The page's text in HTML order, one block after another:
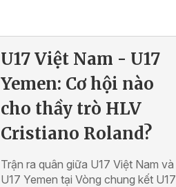
U17 Việt Nam - U17
Yemen: Cơ hội nào
cho thầy trò HLV
Cristiano Roland?
Trận ra quân giữa U17 Việt Nam và
U17 Yemen tại Vòng chung kết U17